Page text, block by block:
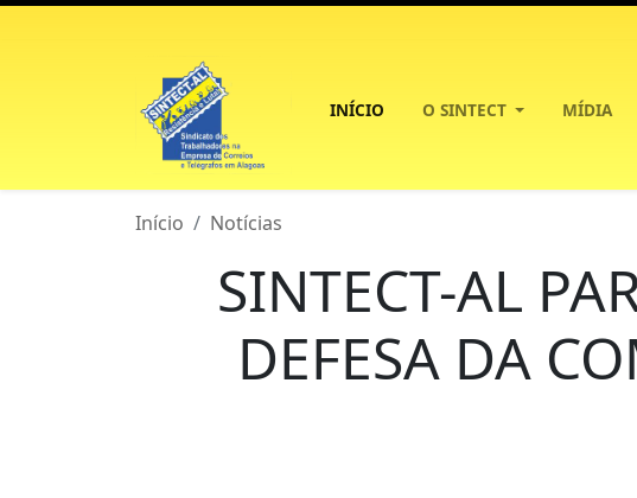
INÍCIO O SINTECT MÍDIA
Início Notícias
SINTECT-AL
DEFESA DA